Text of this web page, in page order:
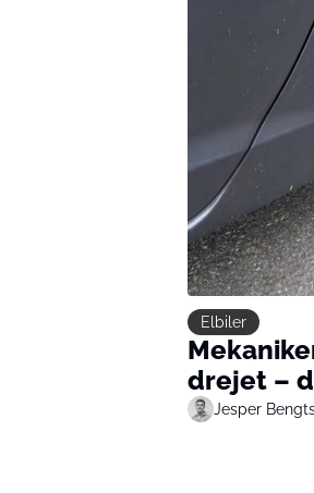
Elbiler
drejet –
Jesper